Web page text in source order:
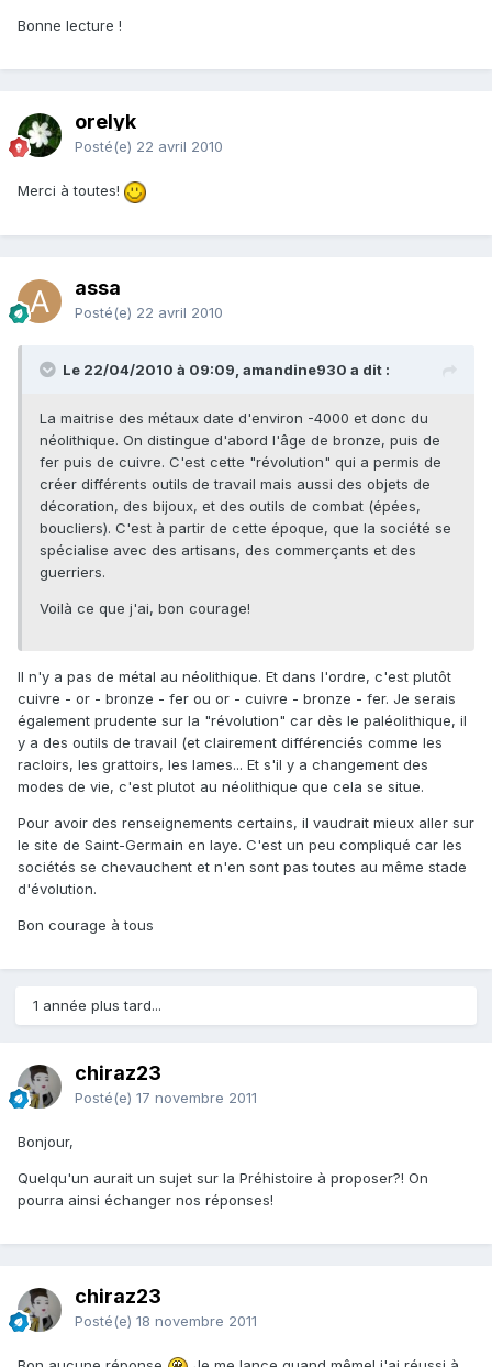
Bonne lecture !
orelyk
Posté(e) 22 avril 2010
Merci à toutes!
assa
Posté(e) 22 avril 2010
Le 22/04/2010 à 09:09, amandine930 a dit :
La maitrise des métaux date d'environ -4000 et donc du
néolithique. On distingue d'abord l'âge de bronze, puis de
fer puis de cuivre. C'est cette "révolution" qui a permis de
créer différents outils de travail mais aussi des objets de
décoration, des bijoux, et des outils de combat (épées,
boucliers). C'est à partir de cette époque, que la société se
spécialise avec des artisans, des commerçants et des
guerriers.
Voilà ce que j'ai, bon courage!
Il n'y a pas de métal au néolithique. Et dans l'ordre, c'est plutôt
cuivre - or - bronze - fer ou or - cuivre - bronze - fer. Je serais
également prudente sur la "révolution" car dès le paléolithique, il
y a des outils de travail (et clairement différenciés comme les
racloirs, les grattoirs, les lames... Et s'il y a changement des
modes de vie, c'est plutot au néolithique que cela se situe.
Pour avoir des renseignements certains, il vaudrait mieux aller sur
le site de Saint-Germain en laye. C'est un peu compliqué car les
sociétés se chevauchent et n'en sont pas toutes au même stade
d'évolution.
Bon courage à tous
1 année plus tard...
chiraz23
Posté(e) 17 novembre 2011
Bonjour,
Quelqu'un aurait un sujet sur la Préhistoire à proposer?! On
pourra ainsi échanger nos réponses!
chiraz23
Posté(e) 18 novembre 2011